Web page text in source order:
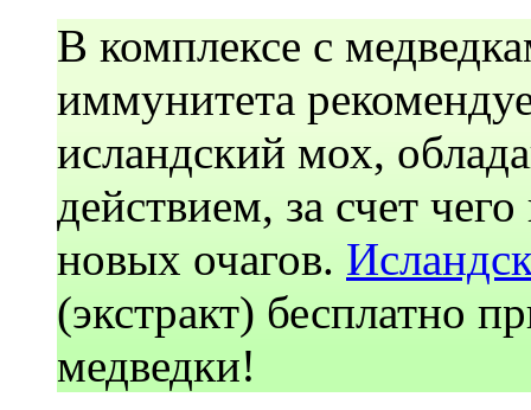
В комплексе с
иммунитета
ислaндский мох,
действием, за счет
новых очагов.
(экстракт) бесплатно
медведки!